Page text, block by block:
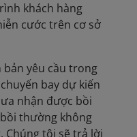
khách hàng
cước trên cơ sở
bản yêu cầu trong
bay dự kiến
nhận được bồi
thường không
Chúng tôi sẽ trả lời